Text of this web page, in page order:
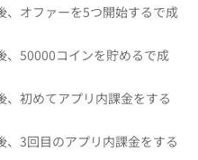
、オファーを5つ開始するで成
、50000コインを貯めるで成
、初めてアプリ内課金をする
、3回目のアプリ内課金をする